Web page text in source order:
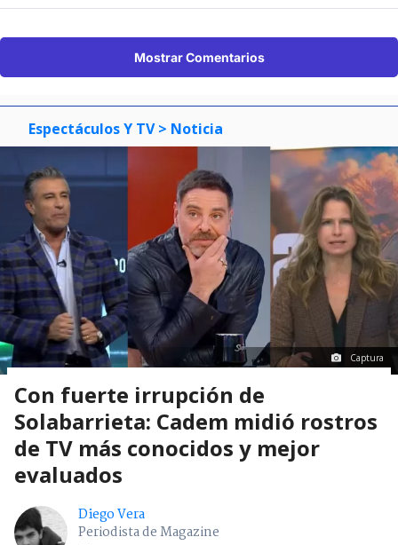
Mostrar Comentarios
Espectáculos Y TV > Noticia
Captura
Con fuerte irrupción de
Solabarrieta: Cadem midió rostros
de TV más conocidos y mejor
evaluados
Diego Vera
Periodista de Magazine